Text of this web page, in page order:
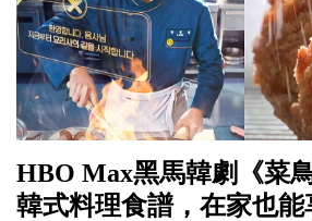
HBO Max黑馬韓劇《菜
韓式料理食譜，在家也